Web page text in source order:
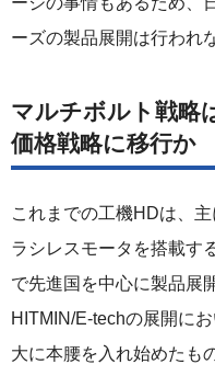
ーズの製品展開は行われ
マルチボルト戦略
価格戦略に移行か
これまでの工機HDは、
ラシレスモータを搭載す
で先進国を中心に製品展
HITMIN/E-techの展開に
大に本腰を入れ始めたも